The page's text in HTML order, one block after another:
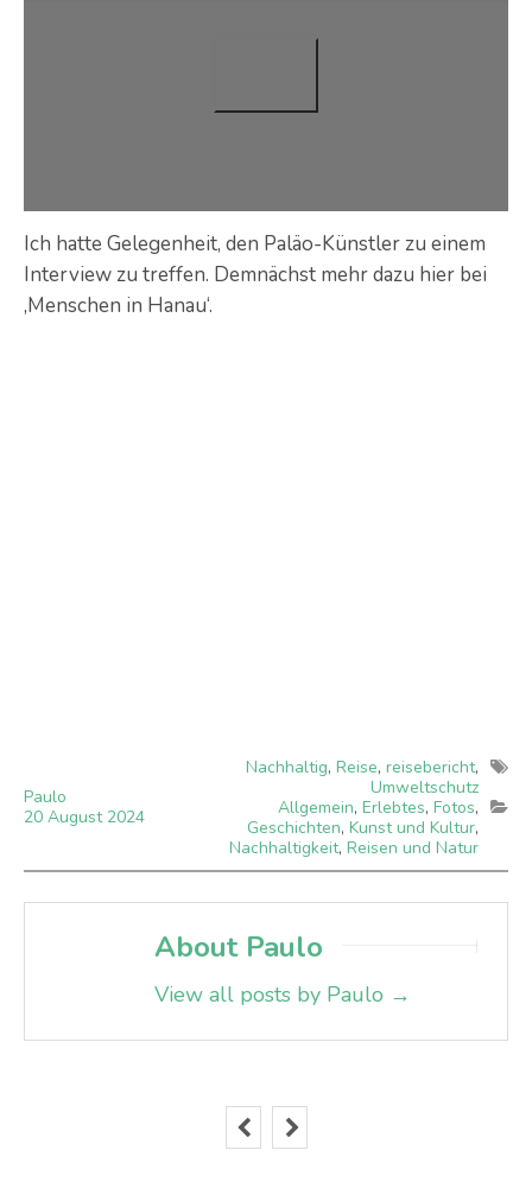
Ich hatte Gelegenheit, den Paläo-Künstler zu einem
Interview zu treffen. Demnächst mehr dazu hier bei
‚Menschen in Hanau‘.
Paulo
20 August 2024
Nachhaltig, Reise, reisebericht,
Umweltschutz
Allgemein, Erlebtes, Fotos,
Geschichten, Kunst und Kultur,
Nachhaltigkeit, Reisen und Natur
About Paulo
View all posts by Paulo →